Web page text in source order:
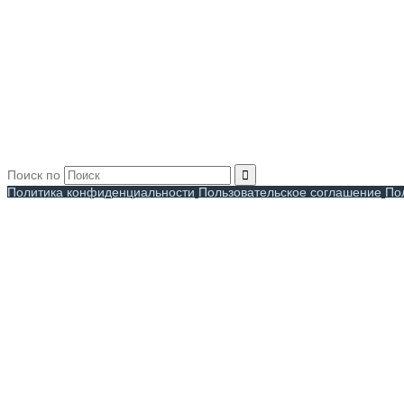
Поиск по
Политика конфиденциальности Пользовательское соглашение